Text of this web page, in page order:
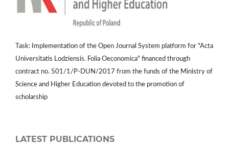
Task: Implementation of the Open Journal System platform for "Acta
Universitatis Lodziensis. Folia Oeconomica" financed through
contract no. 501/1/P-DUN/2017 from the funds of the Ministry of
Science and Higher Education devoted to the promotion of
scholarship
LATEST PUBLICATIONS